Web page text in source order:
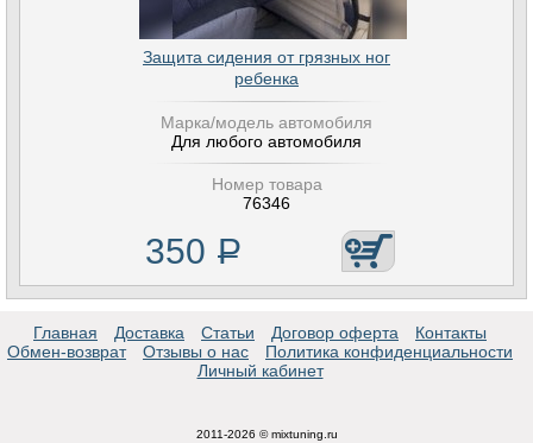
Защита сидения от грязных ног
ребенка
Марка/модель автомобиля
Для любого автомобиля
Номер товара
76346
350 Р
Главная Доставка Статьи Договор оферта
Контакты
Обмен-возврат
Отзывы о нас
Политика конфиденциальности
Личный кабинет
2011-2026 © mixtuning.ru